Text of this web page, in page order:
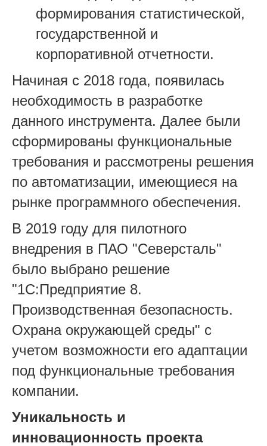
формирования статистической,
государственной и
корпоративной отчетности.
Начиная с 2018 года, появилась
необходимость в разработке
данного инструмента. Далее были
сформированы функциональные
требования и рассмотрены решения
по автоматизации, имеющиеся на
рынке программного обеспечения.
В 2019 году для пилотного
внедрения в ПАО "Северсталь"
было выбрано решение
"1С:Предприятие 8.
Производственная безопасность.
Охрана окружающей среды" с
учетом возможности его адаптации
под функциональные требования
компании.
Уникальность и
инновационность проекта